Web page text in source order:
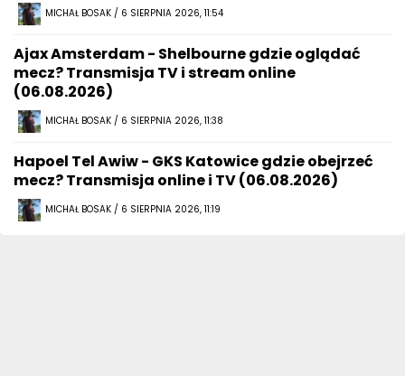
MICHAŁ BOSAK / 6 SIERPNIA 2026, 11:54
Ajax Amsterdam - Shelbourne gdzie oglądać
mecz? Transmisja TV i stream online
(06.08.2026)
MICHAŁ BOSAK / 6 SIERPNIA 2026, 11:38
Hapoel Tel Awiw - GKS Katowice gdzie obejrzeć
mecz? Transmisja online i TV (06.08.2026)
MICHAŁ BOSAK / 6 SIERPNIA 2026, 11:19